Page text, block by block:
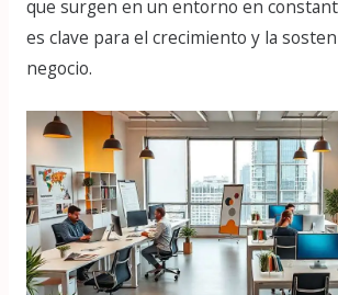
que surgen en un entorno en
es clave para el crecimiento y la
negocio.